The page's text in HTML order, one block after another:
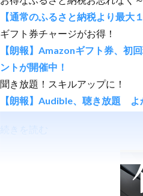
【通常のふるさと納税より最
ギフト券チャージがお得！
【朗報】Amazonギフト券、初
ントが開催中！
聞き放題！スキルアップに！
【朗報】Audible、聴き放題
続きを読む